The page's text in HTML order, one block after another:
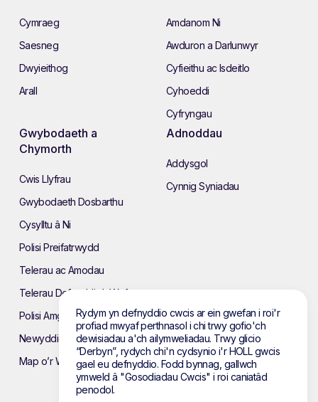
Cymraeg
Saesneg
Dwyieithog
Arall
Amdanom Ni
Awduron a Darlunwyr
Cyfieithu ac Isdeitlo
Cyhoeddi
Cyfryngau
Gwybodaeth a
Chymorth
Cwis Llyfrau
Gwybodaeth Dosbarthu
Cysylltu â Ni
Polisi Preifatrwydd
Telerau ac Amodau
Telerau Defnyddio’r Wefan
Polisi Amgylcheddol
Newyddion
Map o’r Wefan
Adnoddau
Addysgol
Cynnig Syniadau
Rydym yn defnyddio cwcis ar ein gwefan i roi'r
profiad mwyaf perthnasol i chi trwy gofio'ch
dewisiadau a'ch ailymweliadau. Trwy glicio
“Derbyn”, rydych chi'n cydsynio i'r HOLL gwcis
gael eu defnyddio. Fodd bynnag, gallwch
ymweld â "Gosodiadau Cwcis" i roi caniatâd
penodol.